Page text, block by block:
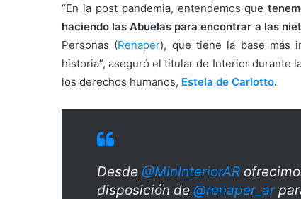
“En la post pandemia, entendemos que
haciendo las Abuelas para encontrar a las
Personas (Renaper), que tiene la base más
historia”, aseguró el titular de Interior durante
los derechos humanos, Estela de Carlotto.
Desde @MinInteriorAR
disposición de @renaper_ar